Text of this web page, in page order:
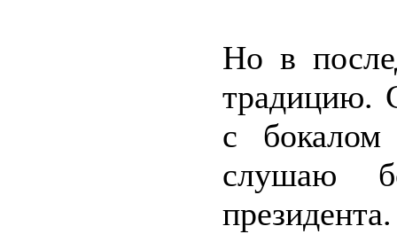
Но в
традицию.
с бокалом
слушаю